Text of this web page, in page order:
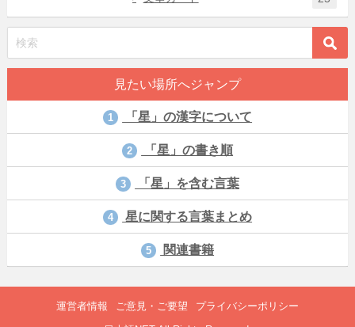
見たい場所へジャンプ
1 「星」の漢字について
2 「星」の書き順
3 「星」を含む言葉
4 星に関する言葉まとめ
5 関連書籍
運営者情報 ご意見・ご要望
プライバシーポリシー